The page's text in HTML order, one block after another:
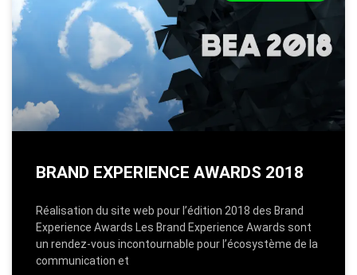
BRAND EXPERIENCE AWARDS 2018
Réalisation du site web pour l’édition 2018 des Brand
Experience Awards Les Brand Experience Awards sont
un rendez-vous incontournable pour l’écosystème de la
communication et